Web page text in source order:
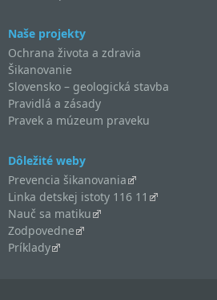
Naše projekty
Ochrana života a zdravia
Šikanovanie
Slovensko – geologická stavba
Pravidlá a zásady
Pravek a múzeum praveku
Dôležité weby
Prevencia šikanovania
Linka detskej istoty 116 11
Nauč sa matiku
Zodpovedne
Príklady